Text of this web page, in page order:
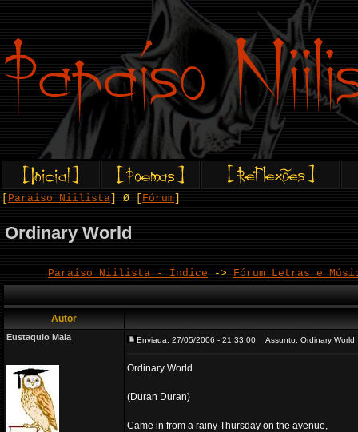
Paraíso Niilista ] Ø [ Fórum
Ordinary World
Paraíso Niilista - Índice -> Fórum Letras e
Autor
Eustaquio Maia Enviada: 27/05/2006 - 21:33:00 Assunto: Ordinary World
Ordinary World
(Duran Duran)
Came in from a rainy Thursday on the avenue,